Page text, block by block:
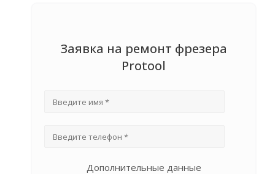
Заявка на ремонт фрезера
Protool
Дополнительные данные